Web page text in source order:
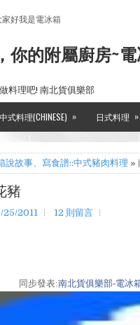
家好我是電冰箱
你的附屬廚房~
料理吧! 南北貨俱樂部
中式料理(CHINESE) » 日式料理 »
說故事、寫食譜::中式豬肉料理 »
豬
25/2011 12 則留言
同步發表:南北貨俱樂部-電冰